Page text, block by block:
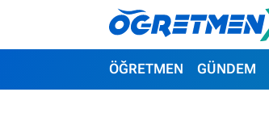
ÖĞRETMEN GÜNDEM
ÖĞRETMEN
İstanbul Nöbetçi Eczaneler